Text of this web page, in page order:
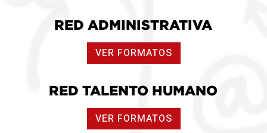
RED ADMINISTRATIVA
VER FORMATOS
RED TALENTO HUMANO
VER FORMATOS